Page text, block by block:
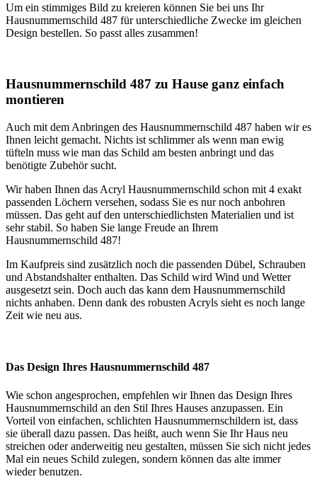
Um ein stimmiges Bild zu kreieren können Sie bei uns Ihr
Hausnummernschild 487 für unterschiedliche Zwecke im gleichen
Design bestellen. So passt alles zusammen!
Hausnummernschild 487 zu Hause ganz einfach
montieren
Auch mit dem Anbringen des Hausnummernschild 487 haben wir es
Ihnen leicht gemacht. Nichts ist schlimmer als wenn man ewig
tüfteln muss wie man das Schild am besten anbringt und das
benötigte Zubehör sucht.
Wir haben Ihnen das Acryl Hausnummernschild schon mit 4 exakt
passenden Löchern versehen, sodass Sie es nur noch anbohren
müssen. Das geht auf den unterschiedlichsten Materialien und ist
sehr stabil. So haben Sie lange Freude an Ihrem
Hausnummernschild 487!
Im Kaufpreis sind zusätzlich noch die passenden Dübel, Schrauben
und Abstandshalter enthalten. Das Schild wird Wind und Wetter
ausgesetzt sein. Doch auch das kann dem Hausnummernschild
nichts anhaben. Denn dank des robusten Acryls sieht es noch lange
Zeit wie neu aus.
Das Design Ihres Hausnummernschild 487
Wie schon angesprochen, empfehlen wir Ihnen das Design Ihres
Hausnummernschild an den Stil Ihres Hauses anzupassen. Ein
Vorteil von einfachen, schlichten Hausnummernschildern ist, dass
sie überall dazu passen. Das heißt, auch wenn Sie Ihr Haus neu
streichen oder anderweitig neu gestalten, müssen Sie sich nicht jedes
Mal ein neues Schild zulegen, sondern können das alte immer
wieder benutzen.